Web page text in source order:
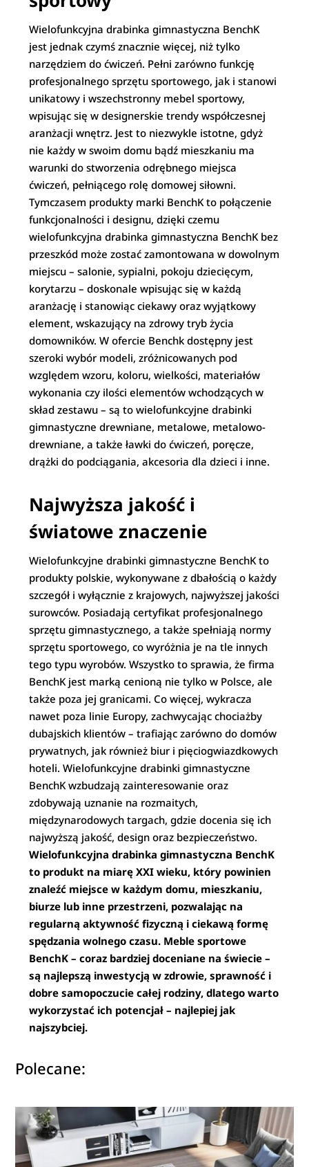
Wielofunkcyjna drabinka gimnastyczna BenchK
jest jednak czymś znacznie więcej, niż tylko
narzędziem do ćwiczeń. Pełni zarówno funkcję
profesjonalnego sprzętu sportowego, jak i stanowi
unikatowy i wszechstronny mebel sportowy,
wpisując się w designerskie trendy współczesnej
aranżacji wnętrz. Jest to niezwykle istotne, gdyż
nie każdy w swoim domu bądź mieszkaniu ma
warunki do stworzenia odrębnego miejsca
ćwiczeń, pełniącego rolę domowej siłowni.
Tymczasem produkty marki BenchK to połączenie
funkcjonalności i designu, dzięki czemu
wielofunkcyjna drabinka gimnastyczna BenchK bez
przeszkód może zostać zamontowana w dowolnym
miejscu – salonie, sypialni, pokoju dziecięcym,
korytarzu – doskonale wpisując się w każdą
aranżację i stanowiąc ciekawy oraz wyjątkowy
element, wskazujący na zdrowy tryb życia
domowników. W ofercie Benchk dostępny jest
szeroki wybór modeli, zróżnicowanych pod
względem wzoru, koloru, wielkości, materiałów
wykonania czy ilości elementów wchodzących w
skład zestawu – są to wielofunkcyjne drabinki
gimnastyczne drewniane, metalowe, metalowo-
drewniane, a także ławki do ćwiczeń, poręcze,
drążki do podciągania, akcesoria dla dzieci i inne.
Najwyższa jakość i
światowe znaczenie
Wielofunkcyjne drabinki gimnastyczne BenchK to
produkty polskie, wykonywane z dbałością o każdy
szczegół i wyłącznie z krajowych, najwyższej jakości
surowców. Posiadają certyfikat profesjonalnego
sprzętu gimnastycznego, a także spełniają normy
sprzętu sportowego, co wyróżnia je na tle innych
tego typu wyrobów. Wszystko to sprawia, że firma
BenchK jest marką cenioną nie tylko w Polsce, ale
także poza jej granicami. Co więcej, wykracza
nawet poza linie Europy, zachwycając chociażby
dubajskich klientów – trafiając zarówno do domów
prywatnych, jak również biur i pięciogwiazdkowych
hoteli. Wielofunkcyjne drabinki gimnastyczne
BenchK wzbudzają zainteresowanie oraz
zdobywają uznanie na rozmaitych,
międzynarodowych targach, gdzie docenia się ich
najwyższą jakość, design oraz bezpieczeństwo.
Wielofunkcyjna drabinka gimnastyczna BenchK
to produkt na miarę XXI wieku, który powinien
znaleźć miejsce w każdym domu, mieszkaniu,
biurze lub inne przestrzeni, pozwalając na
regularną aktywność fizyczną i ciekawą formę
spędzania wolnego czasu. Meble sportowe
BenchK – coraz bardziej doceniane na świecie –
są najlepszą inwestycją w zdrowie, sprawność i
dobre samopoczucie całej rodziny, dlatego warto
wykorzystać ich potencjał – najlepiej jak
najszybciej.
Polecane: